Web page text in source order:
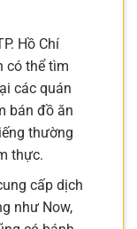
Hồ Chí
có thể tìm
các quán
bán đồ ăn
thường
thực.
cấp dịch
như Now,